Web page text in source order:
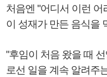
처음엔 "어디서 이런 어
이 성재가 만든 음식을
"후임이 처음 왔을 때
로선 일을 계속 알려주